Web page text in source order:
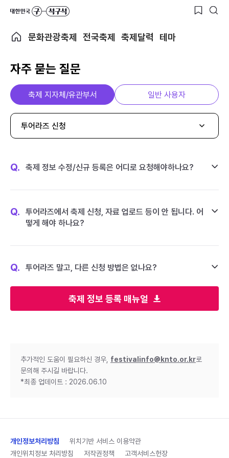
문화관광축제 전국축제 축제달력 테마
자주 묻는 질문
축제 정보 등록 매뉴얼
축제 지자체/유관부서 일반 사용자
투어라즈 신청
Q. 축제 정보 수정/신규 등록은 어디로 요청해야하나요?
Q.
투어라즈에서 축제 신청, 자료 업로드 등이 안 됩니다. 어
떻게 해야 하나요?
Q. 투어라즈 말고, 다른 신청 방법은 없나요?
추가적인 도움이 필요하신 경우, festivalinfo@knto.or.kr로
문의해 주시길 바랍니다.
*최종 업데이트 : 2026.06.10
개인정보처리방침
위치기반 서비스 이용약관
개인위치정보 처리방침
저작권정책 고객서비스헌장